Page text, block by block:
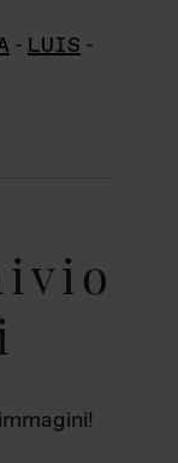
- LUIS -